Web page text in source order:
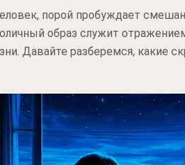
порой пробуждает
образ служит
Давайте разберемся, какие